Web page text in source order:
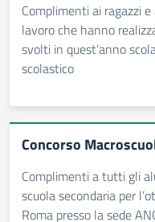
Complimenti ai ragazzi
lavoro che hanno
svolti in quest’anno
scolastico
Concorso
Complimenti a tutti gli
scuola secondaria per
Roma presso la sede